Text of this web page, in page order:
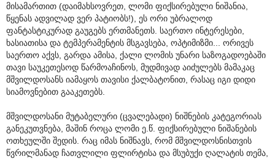
მისამართით (დაიმახსოვრეთ, ლომი ფიქსირებული ნიშანია,
წყენას ადვილად ვერ პატიობს!), ეს ორი უბრალოდ
ფანტასტიკურად გაუგებს ერთმანეთს. საერთო ინტერესები,
ხასიათისა და ტემპერამენტის მსგავსება, ოპტიმიზმი... ორივეს
საერთო აქვს, გარდა ამისა, ქალი ლომის უნარი საზოგადოებაში
თავი საუკეთესოდ წარმოაჩინოს, მუდმივად აიძულებს მამაკაც
მშვილდოსანს იამაყოს თავისი ქალბატონით, რასაც იგი დიდი
სიამოვნებით გააკეთებს.
მშვილდოსანი მუტაბელური (ცვალებადი) ნიშნების კატეგორიას
განეკუთვნება, მაშინ როცა ლომი ე.წ. ფიქსირებული ნიშანების
ოთხეულში შედის. რაც იმას ნიშნავს, რომ მშვილდოსნისთვის
წვრილმანად ჩათვლილი ფლირტისა და მსუბუქი ღალატის თემა,